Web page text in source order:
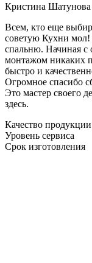
Кристина Шатунова
Всем, кто еще
советую Кухни мол!
спальню. Начиная с
монтажом никаких
быстро и
Огромное спасибо
Это мастер своего
здесь.
Качество продукции
Уровень сервиса
Срок изготовления